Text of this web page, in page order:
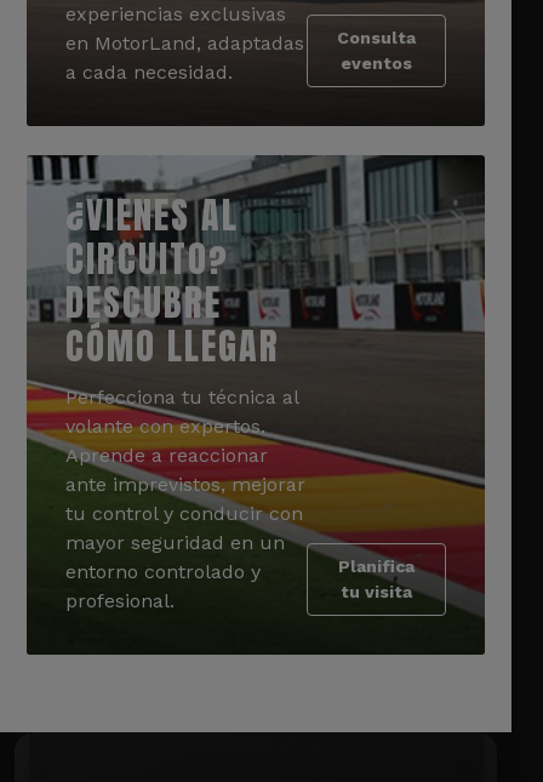
experiencias exclusivas
en MotorLand, adaptadas
a cada necesidad.
Consulta
eventos
¿VIENES AL
CIRCUITO?
DESCUBRE
CÓMO LLEGAR
Perfecciona tu técnica al
volante con expertos.
Aprende a reaccionar
ante imprevistos, mejorar
tu control y conducir con
mayor seguridad en un
entorno controlado y
profesional.
Planifica
tu visita